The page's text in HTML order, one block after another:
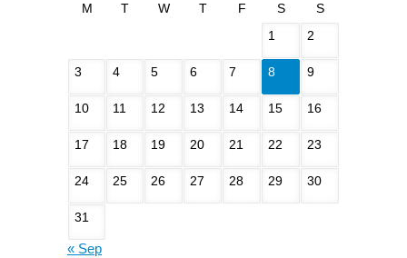
M T W T F S
S
1
2
3 4 5 6 7 8 9
10 11 12 13 14 15 16
17 18 19 20 21 22 23
24 25 26 27 28 29 30
31
« Sep